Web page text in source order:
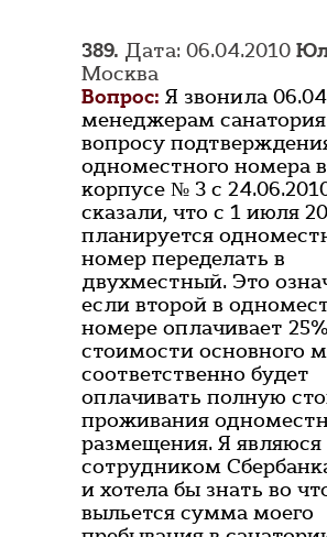
389. Дата: 06.04.2010
Москва
Вопрос: Я звонила
менеджерам
вопросу
одноместного номера в
корпусе № 3 с
сказали, что с 1 июля
планируется
номер переделать в
двухместный. Это
если второй в
номере оплачивает
стоимости основного
соответственно будет
оплачивать полную
проживания
размещения. Я являюся
сотрудником
и хотела бы знать во
выльется сумма моего